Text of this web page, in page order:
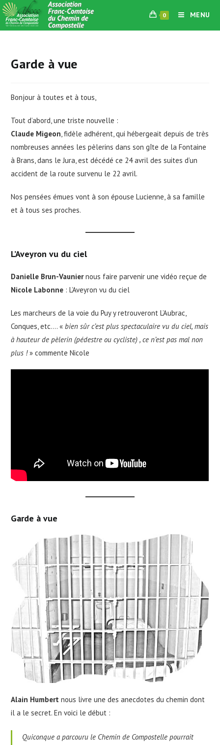
Skip
to
content
0 MENU
Garde à vue
Bonjour à toutes et à tous,
Tout d’abord, une triste nouvelle :
Claude Migeon, fidèle adhérent, qui hébergeait depuis de très
nombreuses années les pèlerins dans son gîte de la Fontaine
à Brans, dans le Jura, est décédé ce 24 avril des suites d’un
accident de la route survenu le 22 avril.
Nos pensées émues vont à son épouse Lucienne, à sa famille
et à tous ses proches.
L’Aveyron vu du ciel
Danielle Brun-Vauniernous faire parvenir une vidéo reçue de
Nicole Labonne : L’Aveyron vu du ciel
Les marcheurs de la voie du Puy y retrouveront L’Aubrac,
Conques, etc…. «bien sûr c’est plus spectaculaire vu du ciel, mais
à hauteur de pèlerin (pédestre ou cycliste) , ce n’est pas mal non
plus !» commente Nicole
Garde à vue
Alain Humbert nous livre une des anecdotes du chemin dont
il a le secret. En voici le début :
Quiconque a parcouru le Chemin de Compostelle pourrait